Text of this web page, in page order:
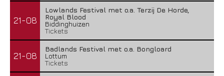
21-08
Lowlands Festival met o.a. Terzij De Horde,
Royal Blood
Biddinghuizen
Tickets
21-08
Badlands Festival met o.a. Bongloard
Lottum
Tickets